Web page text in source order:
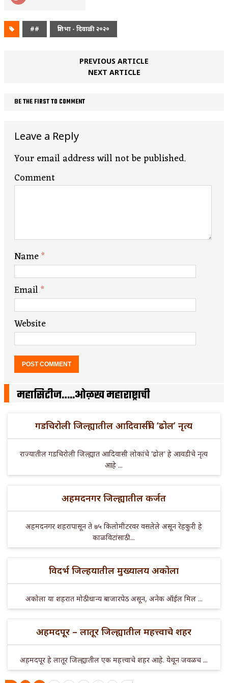
## प्रतिभा - दिवाळी २०२०
PREVIOUS ARTICLE
NEXT ARTICLE
BE THE FIRST TO COMMENT
Leave a Reply
Your email address will not be published.
Comment
Name*
Email*
Website
महासिटीज…..ओळख महाराष्ट्राची
गडचिरोली जिल्ह्यातील आदिवासींचे ‘ढोल’ नृत्य
राज्यातील गडचिरोली जिल्ह्यात आदिवासी लोकांचे 'ढोल' हे आवडीचे नृत्य
आहे ...
अहमदनगर जिल्ह्यातील कर्जत
अहमदनगर शहरापासून ते ७५ किलोमीटरवर वसलेले असून रेहकुरी हे
काळविटांसाठी ...
विदर्भ जिल्हयातील मुख्यालय अकोला
अकोला या शहरात मोठी धान्य बाजारपेठ असून, अनेक ऑईल मिल ...
अहमदपूर – लातूर जिल्ह्यातील महत्त्वाचे शहर
अहमदपूर हे लातूर जिल्ह्यातील एक महत्त्वाचे शहर आहे. येथून जवळच ...